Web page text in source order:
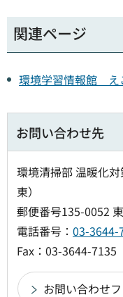
関連ページ
環境学習情報館 え
お問い合わせ先
環境清掃部 温暖化
東）
郵便番号135-0052
電話番号： 03-3644-
Fax：03-3644-7135